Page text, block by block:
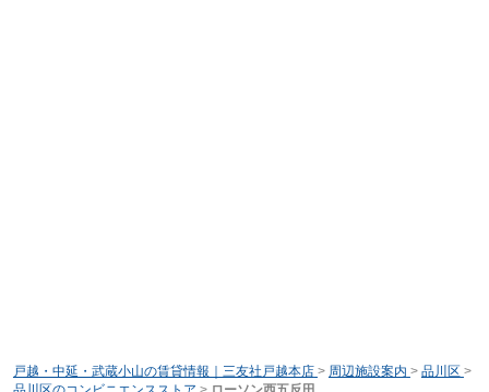
戸越・中延・武蔵小山の賃貸情報｜三友社戸越本店 > 周辺施設案内 > 品川区 >